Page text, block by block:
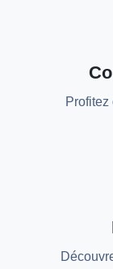
Profitez